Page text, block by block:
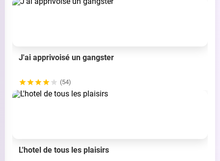
J'ai apprivoisé un gangster
(54)
L'hotel de tous les plaisirs